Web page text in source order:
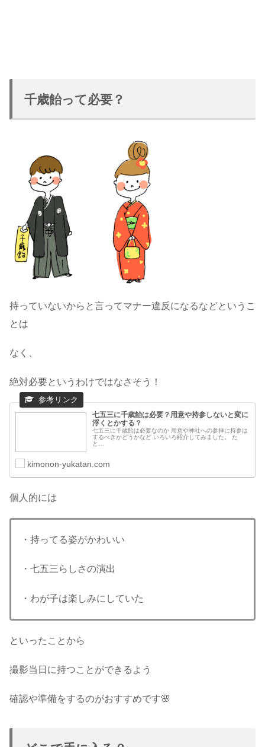
千歳飴って必要？
持っていないからと言ってマナー違反になるなどというこ
とは
なく、
絶対必要というわけではなさそう！
七五三に千歳飴は必要？用意や持参しないと変に
浮くとかする？
七五三に千歳飴は必要なのか 用意や神社への参拝に持参は
するべきかどうかなど いろいろ紹介してみました。 た
と…
kimonon-yukatan.com
個人的には
・持ってる姿がかわいい
・七五三らしさの演出
・わが子は楽しみにしていた
といったことから
撮影当日に持つことができるよう
確認や準備をするのがおすすめです🌸